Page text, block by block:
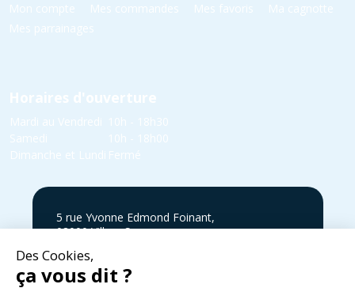
Mon compte Mes commandes Mes favoris
Ma cagnotte
Mes parrainages
Horaires d'ouverture
Mardi au Vendredi
10h - 18h30
Samedi
10h - 18h00
Dimanche et Lundi Fermé
5 rue Yvonne Edmond Foinant,
08000 Villers-Semeuse
03 24 52 05 87
infos@cycles-zanet.com